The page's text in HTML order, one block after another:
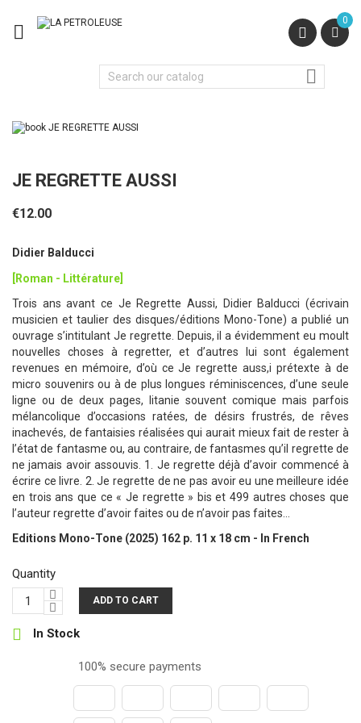

0

JE REGRETTE AUSSI
€12.00
Didier Balducci
[Roman - Littérature]
Trois ans avant ce Je Regrette Aussi, Didier Balducci (écrivain
musicien et taulier des disques/éditions Mono-Tone) a publié un
ouvrage s’intitulant Je regrette. Depuis, il a évidemment eu moult
nouvelles choses à regretter, et d’autres lui sont également
revenues en mémoire, d’où ce Je regrette auss,i prétexte à de
micro souvenirs ou à de plus longues réminiscences, d’une seule
ligne ou de deux pages, litanie souvent comique mais parfois
mélancolique d’occasions ratées, de désirs frustrés, de rêves
inachevés, de fantaisies réalisées qui aurait mieux fait de rester à
l’état de fantasme ou, au contraire, de fantasmes qu’il regrette de
ne jamais avoir assouvis. 1. Je regrette déjà d’avoir commencé à
écrire ce livre. 2. Je regrette de ne pas avoir eu une meilleure idée
en trois ans que ce « Je regrette » bis et 499 autres choses que
l’auteur regrette d’avoir faites ou de n’avoir pas faites…
Editions Mono-Tone (2025) 162 p. 11 x 18 cm - In French
Quantity
ADD TO CART
 In Stock
100% secure payments